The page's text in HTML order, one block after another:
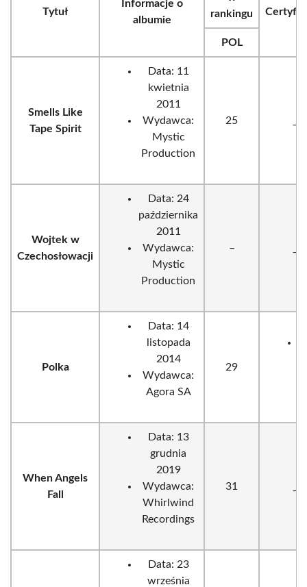
Tytuł
Informacje o
albumie
rankingu
POL
Smells Like
Tape Spirit
Data: 11
kwietnia
2011
Wydawca:
Mystic
Production
25
Wojtek w
Czechosłowacji
Data: 24
października
2011
Wydawca:
Mystic
Production
–
Polka
Data: 14
listopada
2014
Wydawca:
Agora SA
29
When Angels
Fall
Data: 13
grudnia
2019
Wydawca:
Whirlwind
Recordings
31
Data: 23
września